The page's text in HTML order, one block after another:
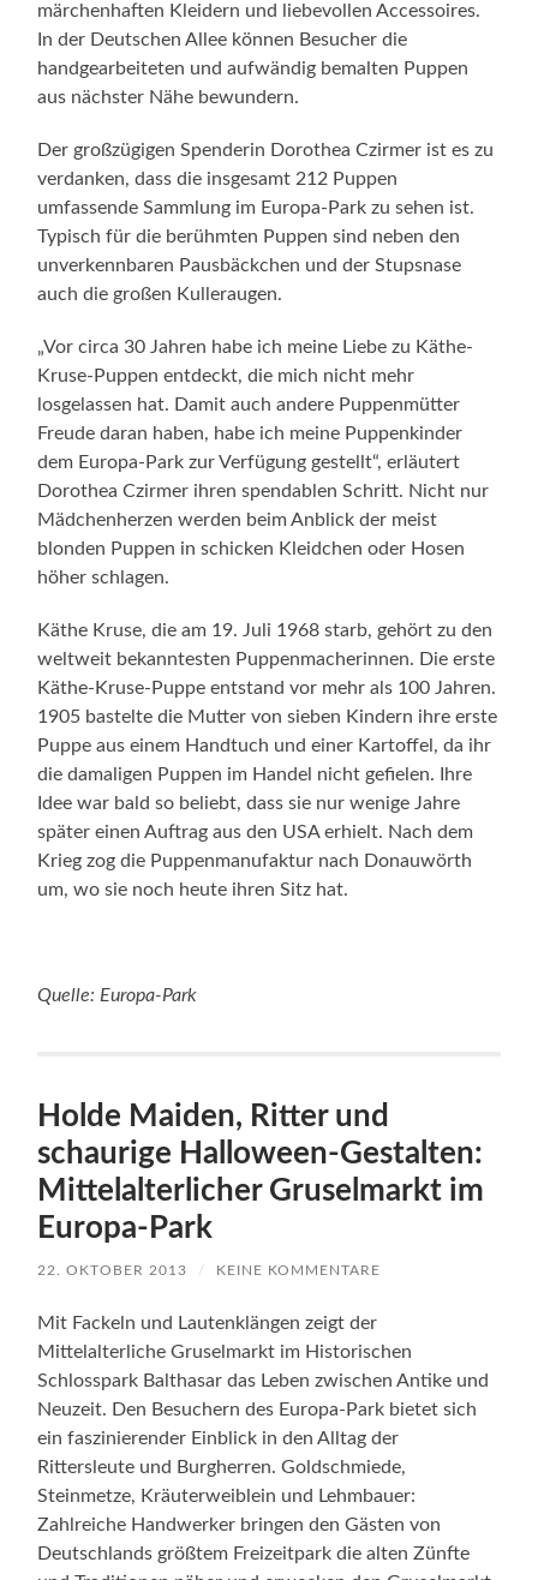
märchenhaften Kleidern und liebevollen Accessoires.
In der Deutschen Allee können Besucher die
handgearbeiteten und aufwändig bemalten Puppen
aus nächster Nähe bewundern.
Der großzügigen Spenderin Dorothea Czirmer ist es zu
verdanken, dass die insgesamt 212 Puppen
umfassende Sammlung im Europa-Park zu sehen ist.
Typisch für die berühmten Puppen sind neben den
unverkennbaren Pausbäckchen und der Stupsnase
auch die großen Kulleraugen.
„Vor circa 30 Jahren habe ich meine Liebe zu Käthe-
Kruse-Puppen entdeckt, die mich nicht mehr
losgelassen hat. Damit auch andere Puppenmütter
Freude daran haben, habe ich meine Puppenkinder
dem Europa-Park zur Verfügung gestellt“, erläutert
Dorothea Czirmer ihren spendablen Schritt. Nicht nur
Mädchenherzen werden beim Anblick der meist
blonden Puppen in schicken Kleidchen oder Hosen
höher schlagen.
Käthe Kruse, die am 19. Juli 1968 starb, gehört zu den
weltweit bekanntesten Puppenmacherinnen. Die erste
Käthe-Kruse-Puppe entstand vor mehr als 100 Jahren.
1905 bastelte die Mutter von sieben Kindern ihre erste
Puppe aus einem Handtuch und einer Kartoffel, da ihr
die damaligen Puppen im Handel nicht gefielen. Ihre
Idee war bald so beliebt, dass sie nur wenige Jahre
später einen Auftrag aus den USA erhielt. Nach dem
Krieg zog die Puppenmanufaktur nach Donauwörth
um, wo sie noch heute ihren Sitz hat.
Quelle: Europa-Park
Holde Maiden, Ritter und
schaurige Halloween-Gestalten:
Mittelalterlicher Gruselmarkt im
Europa-Park
22. OKTOBER 2013 / KEINE KOMMENTARE
Mit Fackeln und Lautenklängen zeigt der
Mittelalterliche Gruselmarkt im Historischen
Schlosspark Balthasar das Leben zwischen Antike und
Neuzeit. Den Besuchern des Europa-Park bietet sich
ein faszinierender Einblick in den Alltag der
Rittersleute und Burgherren. Goldschmiede,
Steinmetze, Kräuterweiblein und Lehmbauer:
Zahlreiche Handwerker bringen den Gästen von
Deutschlands größtem Freizeitpark die alten Zünfte